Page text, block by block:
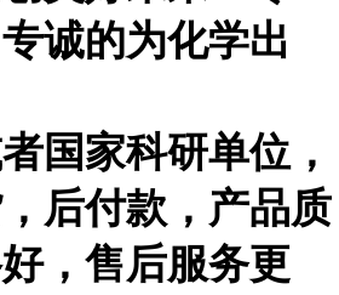
诚的为化学出
国家科研单位，
后付款，产品质
，售后服务更